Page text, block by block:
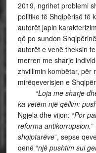
2019, ngrihet problemi
politike të Shqipërisë të
autorët japin
që po sundon
autorët e venë theksin
merren me sharje
zhvillimin kombëtar, për
mirëqeverisjen e
“Loja me sharje
ka vetëm një qëllim:
Ngjela dhe vijon: “Por
reforma antikorrupsion.”
shqiptarëve”, sepse
qenë “një pushtim sui